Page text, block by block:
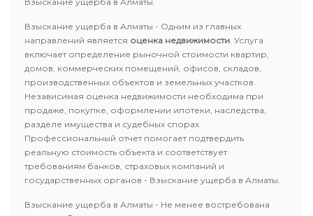
Взыскание ущерба в Алматы - Одним из главных
направлений является оценка недвижимости. Услуга
включает определение рыночной стоимости квартир,
домов, коммерческих помещений, офисов, складов,
производственных объектов и земельных участков.
Независимая оценка недвижимости необходима при
продаже, покупке, оформлении ипотеки, наследства,
разделе имущества и судебных спорах.
Профессиональный отчет помогает подтвердить
реальную стоимость объекта и соответствует
требованиям банков, страховых компаний и
государственных органов - Взыскание ущерба в Алматы.
Взыскание ущерба в Алматы - Не менее востребована